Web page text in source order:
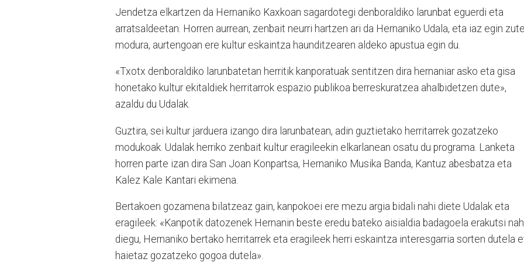
Jendetza elkartzen da Hernaniko Kaxkoan sagardotegi denboraldiko larunbat eguerdi eta
arratsaldeetan. Horren aurrean, zenbait neurri hartzen ari da Hernaniko Udala, eta iaz egin
modura, aurtengoan ere kultur eskaintza haunditzearen aldeko apustua egin du.
«Txotx denboraldiko larunbatetan herritik kanporatuak sentitzen dira hernaniar asko eta gisa
honetako kultur ekitaldiek herritarrok espazio publikoa berreskuratzea ahalbidetzen dute»,
azaldu du Udalak.
Guztira, sei kultur jarduera izango dira larunbatean, adin guztietako herritarrek gozatzeko
modukoak. Udalak herriko zenbait kultur eragileekin elkarlanean osatu du programa. Lanketa
horren parte izan dira San Joan Konpartsa, Hernaniko Musika Banda, Kantuz abesbatza eta
Kalez Kale Kantari ekimena.
Bertakoen gozamena bilatzeaz gain, kanpokoei ere mezu argia bidali nahi diete Udalak eta
eragileek: «Kanpotik datozenek Hernanin beste eredu bateko aisialdia badagoela erakutsi
diegu, Hernaniko bertako herritarrek eta eragileek herri eskaintza interesgarria sorten dutela
haietaz gozatzeko gogoa dutela».